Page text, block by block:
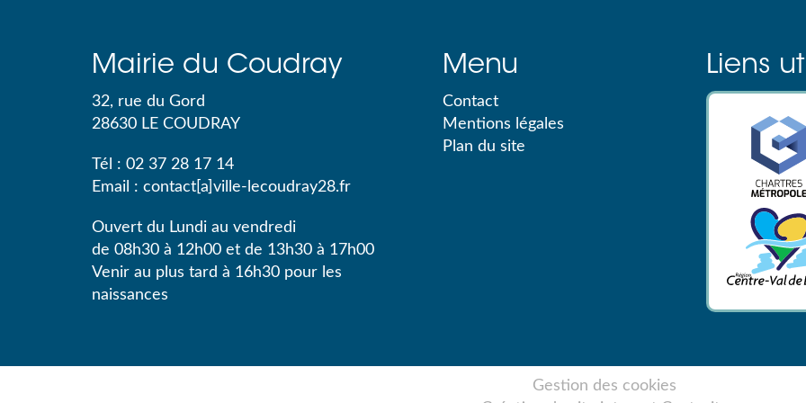
Mairie du Coudray
32, rue du Gord
28630 LE COUDRAY
Tél : 02 37 28 17 14
Email : contact[a]ville-lecoudray28.fr
Ouvert du Lundi au vendredi
de 08h30 à 12h00 et de 13h30 à 17h00
Venir au plus tard à 16h30 pour les
naissances
Menu
Contact
Mentions légales
Plan du site
Liens
Gestion des cookies